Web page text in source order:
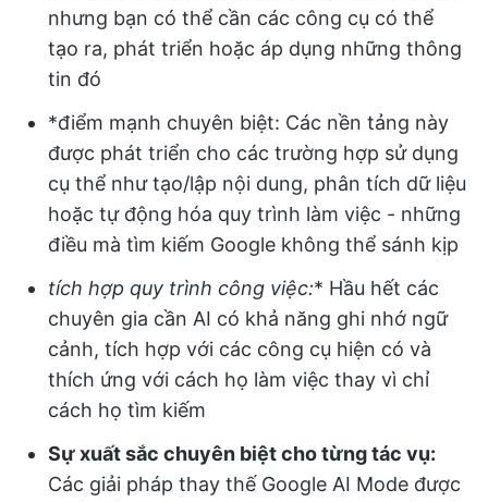
nhưng bạn có thể cần các công cụ có thể
tạo ra, phát triển hoặc áp dụng những thông
tin đó
*điểm mạnh chuyên biệt: Các nền tảng này
được phát triển cho các trường hợp sử dụng
cụ thể như tạo/lập nội dung, phân tích dữ liệu
hoặc tự động hóa quy trình làm việc - những
điều mà tìm kiếm Google không thể sánh kịp
tích hợp quy trình công việc:* Hầu hết các
chuyên gia cần AI có khả năng ghi nhớ ngữ
cảnh, tích hợp với các công cụ hiện có và
thích ứng với cách họ làm việc thay vì chỉ
cách họ tìm kiếm
Sự xuất sắc chuyên biệt cho từng tác vụ:
Các giải pháp thay thế Google AI Mode được